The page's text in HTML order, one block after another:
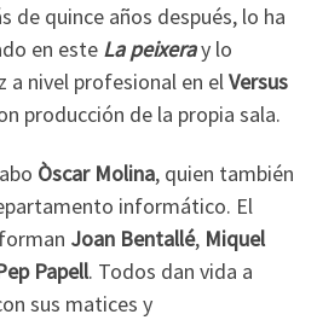
de quince años después, lo ha
en este La peixeray lo
a nivel profesional en elVersus
producción de la propia sala.
Òscar Molina, quien también
informático. El
Joan Bentallé, Miquel
Papell. Todos dan vida a
sus matices y